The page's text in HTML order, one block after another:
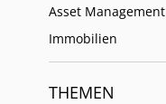
Asset Management
Immobilien
THEMEN